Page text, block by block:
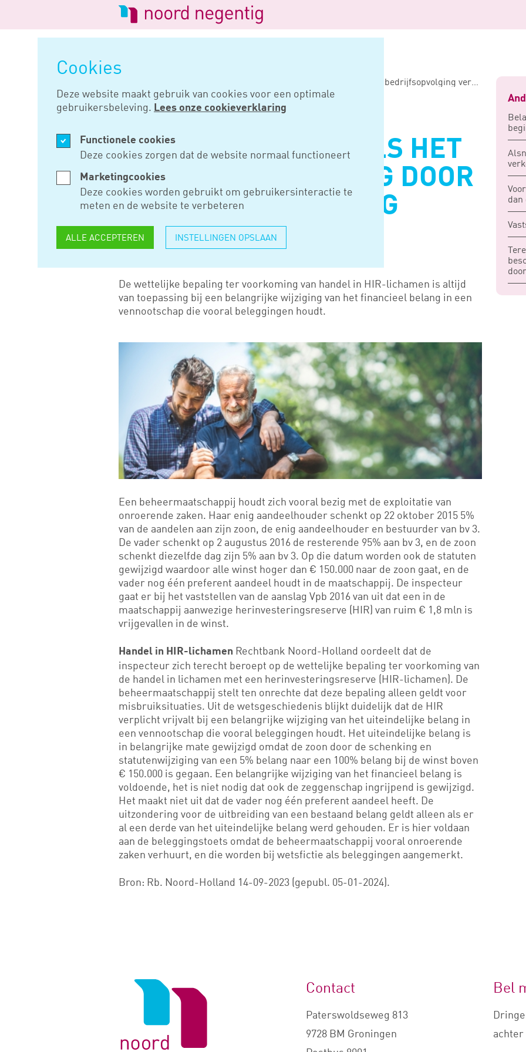
Cookies
Deze website maakt gebruik van cookies voor een optimale
gebruikersbeleving. Lees onze cookieverklaring
Functionele cookies
Deze cookies zorgen dat de website normaal functioneert
Marketingcookies
Deze cookies worden gebruikt om gebruikersinteractie te
meten en de website te verbeteren
ALLE ACCEPTEREN INSTELLINGEN OPSLAAN
Logo
van
Noord
Negentig
Ook hir-vrijval als het financieel belang door bedrijfsopvolging verandert
JAN 11, 2024
OOK HIR-VRIJVAL ALS HET
FINANCIEEL BELANG DOOR
BEDRIJFSOPVOLGING
VERANDERT
De wettelijke bepaling ter voorkoming van handel in HIR-lichamen is altijd
van toepassing bij een belangrijke wijziging van het financieel belang in een
vennootschap die vooral beleggingen houdt.
Een beheermaatschappij houdt zich vooral bezig met de exploitatie van
onroerende zaken. Haar enig aandeelhouder schenkt op 22 oktober 2015 5%
van de aandelen aan zijn zoon, de enig aandeelhouder en bestuurder van bv 3.
De vader schenkt op 2 augustus 2016 de resterende 95% aan bv 3, en de zoon
schenkt diezelfde dag zijn 5% aan bv 3. Op die datum worden ook de statuten
gewijzigd waardoor alle winst hoger dan € 150.000 naar de zoon gaat, en de
vader nog één preferent aandeel houdt in de maatschappij. De inspecteur
gaat er bij het vaststellen van de aanslag Vpb 2016 van uit dat een in de
maatschappij aanwezige herinvesteringsreserve (HIR) van ruim € 1,8 mln is
vrijgevallen in de winst.
Handel in HIR-lichamen Rechtbank Noord-Holland oordeelt dat de
inspecteur zich terecht beroept op de wettelijke bepaling ter voorkoming van
de handel in lichamen met een herinvesteringsreserve (HIR-lichamen). De
beheermaatschappij stelt ten onrechte dat deze bepaling alleen geldt voor
misbruiksituaties. Uit de wetsgeschiedenis blijkt duidelijk dat de HIR
verplicht vrijvalt bij een belangrijke wijziging van het uiteindelijke belang in
een vennootschap die vooral beleggingen houdt. Het uiteindelijke belang is
in belangrijke mate gewijzigd omdat de zoon door de schenking en
statutenwijziging van een 5% belang naar een 100% belang bij de winst boven
€ 150.000 is gegaan. Een belangrijke wijziging van het financieel belang is
voldoende, het is niet nodig dat ook de zeggenschap ingrijpend is gewijzigd.
Het maakt niet uit dat de vader nog één preferent aandeel heeft. De
uitzondering voor de uitbreiding van een bestaand belang geldt alleen als er
al een derde van het uiteindelijke belang werd gehouden. Er is hier voldaan
aan de beleggingstoets omdat de beheermaatschappij vooral onroerende
zaken verhuurt, en die worden bij wetsfictie als beleggingen aangemerkt.
Bron: Rb. Noord-Holland 14-09-2023 (gepubl. 05-01-2024).
dan
Logo
Contact
Paterswoldseweg 813
9728 BM Groningen
Bel
achter